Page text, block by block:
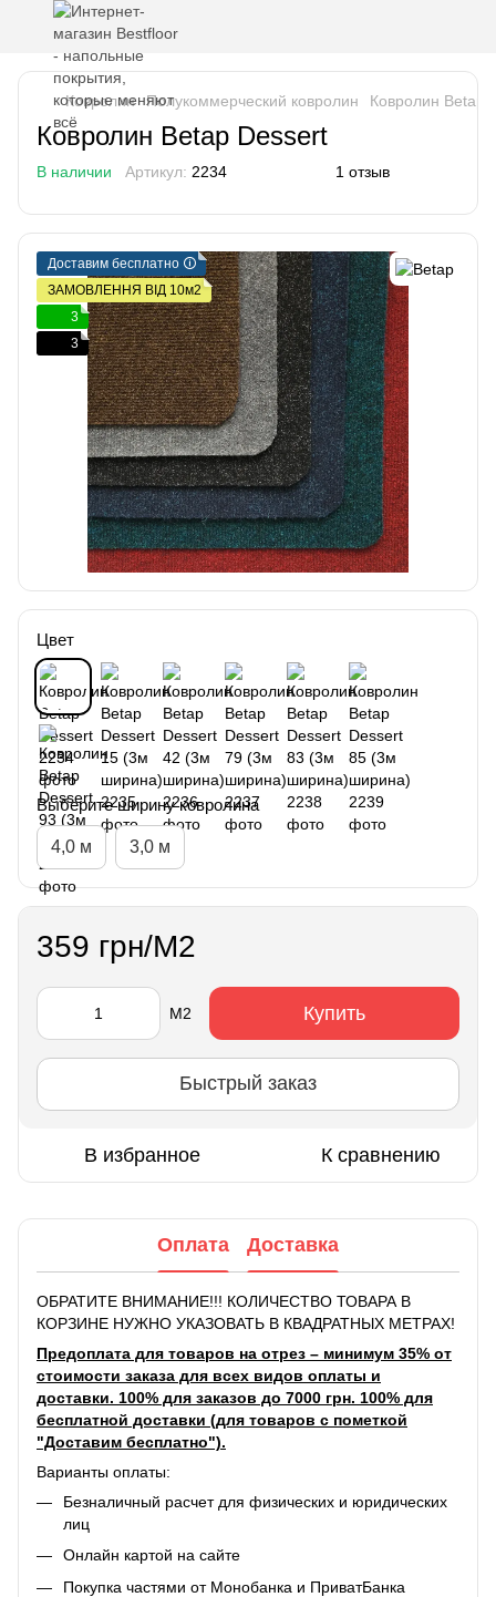
Ковролин Полукоммерческий ковролин Ковролин Betap
Ковролин Betap Dessert
В наличии Артикул: 2234 1 отзыв
Доставим бесплатно 🛈
ЗАМОВЛЕННЯ ВІД 10м2
3
3
Цвет
Выберите ширину ковролина
4,0 м 3,0 м
359 грн/М2
М2 Купить
Быстрый заказ
В избранное К сравнению
Оплата Доставка
ОБРАТИТЕ ВНИМАНИЕ!!! КОЛИЧЕСТВО ТОВАРА В
КОРЗИНЕ НУЖНО УКАЗОВАТЬ В КВАДРАТНЫХ МЕТРАХ!
Предоплата для товаров на отрез – минимум 35% от
стоимости заказа для всех видов оплаты и
доставки. 100% для заказов до 7000 грн. 100% для
бесплатной доставки (для товаров с пометкой
"Доставим бесплатно").
Варианты оплаты:
Безналичный расчет для физических и юридических
лиц
Онлайн картой на сайте
Покупка частями от Монобанка и ПриватБанка